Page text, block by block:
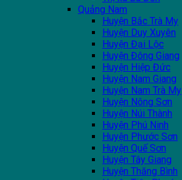
Quảng Nam
Huyện Bắc Trà My
Huyện Duy Xuyên
Huyện Đại Lộc
Huyện Đông Giang
Huyện Hiệp Đức
Huyện Nam Giang
Huyện Nam Trà My
Huyện Nông Sơn
Huyện Núi Thành
Huyện Phú Ninh
Huyện Phước Sơn
Huyện Quế Sơn
Huyện Tây Giang
Huyện Thăng Bình